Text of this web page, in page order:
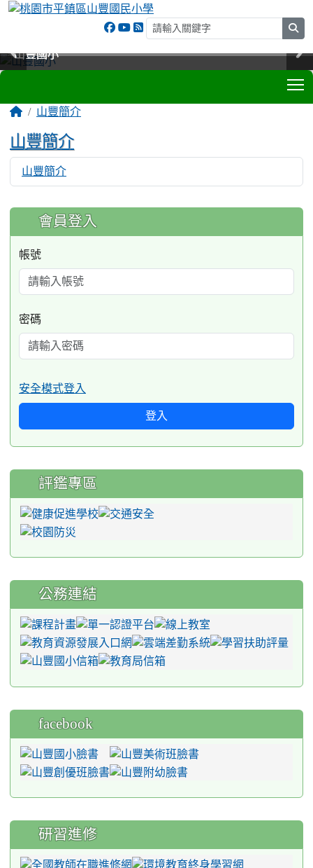
山豐國小
山豐國小
山豐國小
山豐國小
::: 山豐簡介
山豐簡介
山豐簡介
:::
會員登入
帳號
密碼
安全模式登入
登入
評鑑專區
公務連結
facebook
研習進修